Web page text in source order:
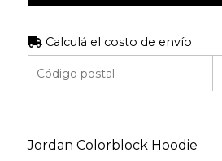
Calculá el costo de envío
Jordan Colorblock Hoodie